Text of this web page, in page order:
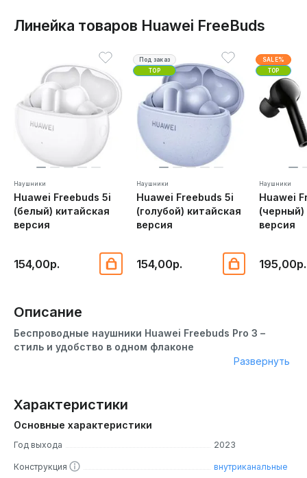
Линейка товаров Huawei FreeBuds
Наушники
Huawei Freebuds 5i
(белый) китайская
версия
154,00р.
Под заказ
TOP
Наушники
Huawei Freebuds 5i
(голубой) китайская
версия
154,00р.
SALE%
TOP
Наушники
Huawei
(черный)
версия
195,00р.
Описание
Беспроводные наушники Huawei Freebuds Pro 3 –
стиль и удобство в одном флаконе
дизайн наушников Huawei Freebuds Pro 3 обязательно
привлечет ваше внимание. Эргономическая форма
обеспечивает комфортное ношение на протяжении
всего дня.
Развернуть
Характеристики
Основные характеристики
Год выхода 2023
Конструкция внутриканальные